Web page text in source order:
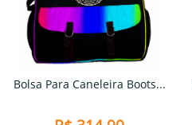
Bolsa Para Caneleira Boots...